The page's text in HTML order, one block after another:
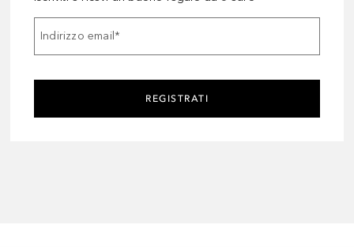
Indirizzo email*
REGISTRATI